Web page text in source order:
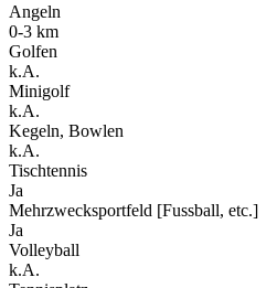
Angeln
0-3 km
Golfen
k.A.
Minigolf
k.A.
Kegeln, Bowlen
k.A.
Tischtennis
Ja
Mehrzwecksportfeld [Fussball, etc.]
Ja
Volleyball
k.A.